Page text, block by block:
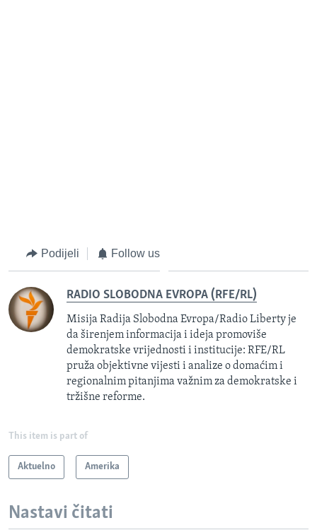
Podijeli Follow us
RADIO SLOBODNA EVROPA (RFE/RL)
Misija Radija Slobodna Evropa/Radio Liberty je
da širenjem informacija i ideja promoviše
demokratske vrijednosti i institucije: RFE/RL
pruža objektivne vijesti i analize o domaćim i
regionalnim pitanjima važnim za demokratske i
tržišne reforme.
This item is part of
Aktuelno Amerika
Nastavi čitati